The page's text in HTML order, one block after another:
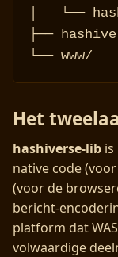
│   └──
├──
└──
Het
hashiverse-lib
native code
(voor de
bericht-
platform dat
volwaardige